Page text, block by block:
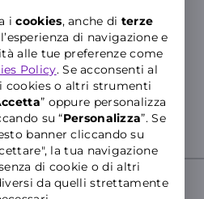
icookies, anche di terze
di navigazione e
alle tue preferenze come
Policy. Se acconsenti al
o altri strumenti
” oppure personalizza
su “Personalizza”. Se
banner cliccando su
la tua navigazione
di cookie o di altri
da quelli strettamente
per nuova attivazione e